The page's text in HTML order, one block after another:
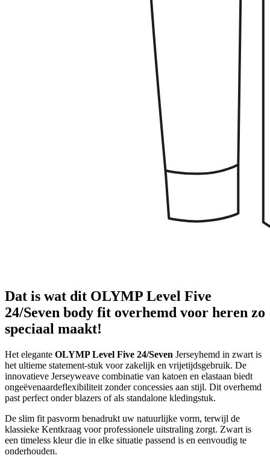
Dat is wat dit OLYMP Level Five
24/Seven body fit overhemd voor heren zo
speciaal maakt!
Het elegante OLYMP Level Five 24/Seven Jerseyhemd in zwart is
het ultieme statement-stuk voor zakelijk en vrijetijdsgebruik. De
innovatieve Jerseyweave combinatie van katoen en elastaan biedt
ongeëvenaardeflexibiliteit zonder concessies aan stijl. Dit overhemd
past perfect onder blazers of als standalone kledingstuk.
De slim fit pasvorm benadrukt uw natuurlijke vorm, terwijl de
klassieke Kentkraag voor professionele uitstraling zorgt. Zwart is
een timeless kleur die in elke situatie passend is en eenvoudig te
onderhouden.